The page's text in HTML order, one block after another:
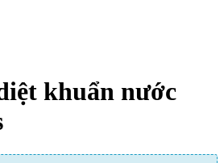
khuẩn nước